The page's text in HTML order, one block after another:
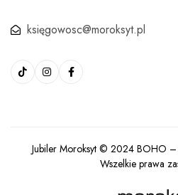
księgowosc@moroksyt.pl
Jubiler Moroksyt © 2024 BOHO –
Wszelkie prawa